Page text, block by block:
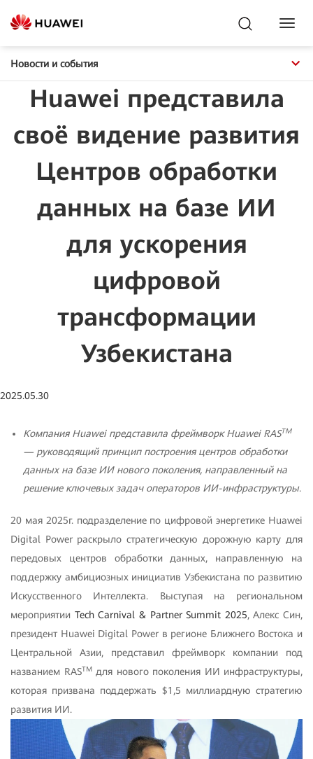
Новости и события
Huawei представила
своё видение развития
Центров обработки
данных на базе ИИ
для ускорения
цифровой
трансформации
Узбекистана
2025.05.30
Компания Huaweiпредставила фреймворкHuawei RASTM
— руководящий принцип построения центров обработки
данных на базе ИИ нового поколения, направленный на
решение ключевых задач операторов ИИ-инфраструктуры.
20 мая 2025г. подразделение по цифровой энергетике Huawei
Digital Power раскрыло стратегическую дорожную карту для
передовых центров обработки данных, направленную на
поддержку амбициозных инициатив Узбекистана по развитию
Искусственного Интеллекта. Выступая на региональном
мероприятии Tech Carnival & Partner Summit 2025, Алекс Син,
президент Huawei Digital Power в регионе Ближнего Востока и
Центральной Азии, представил фреймворк компании под
названием RASTMдля нового поколения ИИ инфраструктуры,
которая призвана поддержать $1,5 миллиардную стратегию
развития ИИ.